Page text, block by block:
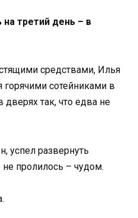
на третий день – в
средствами, Илья
сотейниками в
дверях так, что едва не
успел развернуть
не пролилось – чудом.